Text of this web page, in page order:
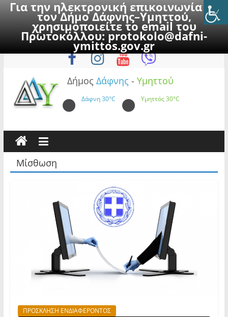
Για την ηλεκτρονική επικοινωνία με
τον Δήμο Δάφνης–Υμηττού,
χρησιμοποιείτε το email του
Πρωτοκόλλου:protokolo@dafni-
ymittos.gov.gr
to
Παρασκευή, 7 Αυγούστου 2026
Δήμος Δάφνης - Υμηττού
Δάφνη30°C Υμηττός30°C
Μίσθωση
ΠΡΟΣΚΛΗΣΗ ΕΝΔΙΑΦΕΡΟΝΤΟΣ